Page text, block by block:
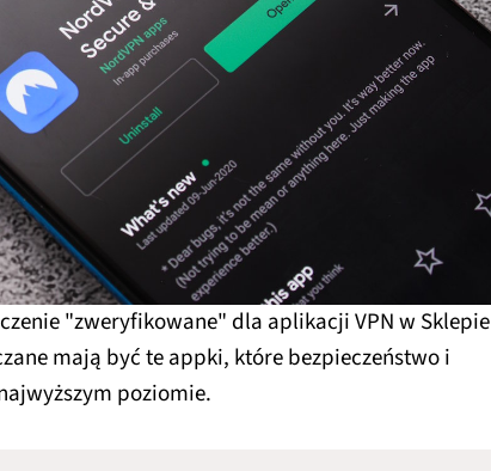
"zweryfikowane" dla aplikacji VPN w Sklepie
mają być te appki, które bezpieczeństwo i
poziomie.